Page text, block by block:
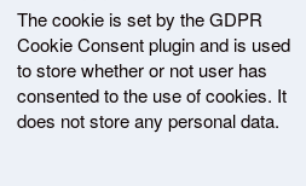
The cookie is set by the GDPR
Cookie Consent plugin and is used
to store whether or not user has
consented to the use of cookies. It
does not store any personal data.